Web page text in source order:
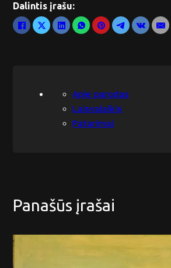
Dalintis įrašu:
Apie parodas
Laisvalaikis
Patarimai
Panašūs įrašai